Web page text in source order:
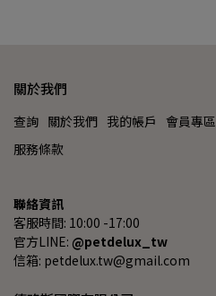
關於我們
查詢 關於我們 我的帳戶 會員專區
服務條款
聯絡資訊
客服時間: 10:00 -17:00
官方LINE: @petdelux_tw
信箱: petdelux.tw@gmail.com